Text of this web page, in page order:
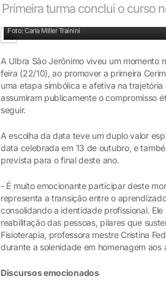
Primeira turma conclui o curso
Foto: Carla Miller Trainini
A Ulbra São Jerônimo viveu um
feira (22/10), ao promover a primeira
uma etapa simbólica e afetiva na
assumiram publicamente o compromisso
seguir.
A escolha da data teve um duplo valor
data celebrada em 13 de outubro, e
prevista para o final deste ano.
- É muito emocionante participar deste
representa a transição entre o
consolidando a identidade profissional.
reabilitação das pessoas, pilares que
Fisioterapia, professora mestre Cristina
durante a solenidade em homenagem aos
Discursos emocionados